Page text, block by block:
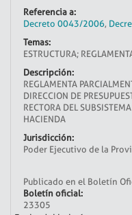
Referencia a:
Decreto 0043/2006,
Temas:
ESTRUCTURA;
Descripción:
REGLAMENTA
DIRECCION DE
RECTORA DEL
HACIENDA
Jurisdicción:
Poder Ejecutivo de la
Publicado en el Boletín
Boletín oficial:
23305